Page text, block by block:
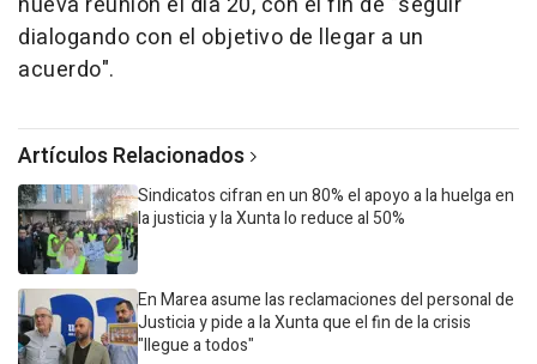
dialogando con el objetivo de llegar a un
acuerdo".
Artículos Relacionados
Sindicatos cifran en un 80% el apoyo a la huelga en
la justicia y la Xunta lo reduce al 50%
En Marea asume las reclamaciones del personal de
Justicia y pide a la Xunta que el fin de la crisis
"llegue a todos"